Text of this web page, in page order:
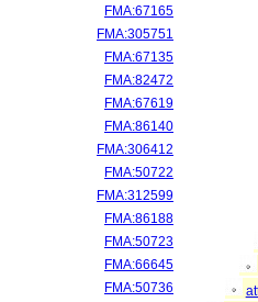
FMA:67165
FMA:305751
FMA:67135
FMA:82472
FMA:67619
FMA:86140
FMA:306412
FMA:50722
FMA:312599
FMA:86188
FMA:50723
FMA:66645
FMA:50736